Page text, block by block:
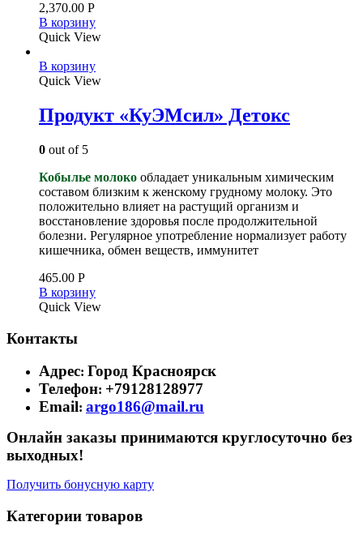
2,370.00 Р
В корзину
Quick View
В корзину
Quick View
Продукт «КуЭМсил» Детокс
0 out of 5
Кобылье молоко обладает уникальным химическим
составом близким к женскому грудному молоку. Это
положительно влияет на растущий организм и
восстановление здоровья после продолжительной
болезни. Регулярное употребление нормализует работу
кишечника, обмен веществ, иммунитет
465.00 Р
В корзину
Quick View
Контакты
Адрес: Город Красноярск
Телефон: +79128128977
Email: argo186@mail.ru
Онлайн заказы принимаются круглосуточно без
выходных!
Получить бонусную карту
Категории товаров